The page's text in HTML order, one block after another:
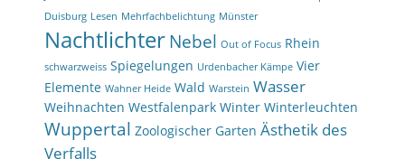
Duisburg Lesen Mehrfachbelichtung Münster
NachtlichterNebel Out of Focus Rhein
schwarzweiss Spiegelungen Urdenbacher Kämpe Vier
Elemente Wahner Heide Wald Warstein Wasser
Weihnachten Westfalenpark Winter Winterleuchten
Wuppertal Zoologischer Garten Ästhetik des
Verfalls